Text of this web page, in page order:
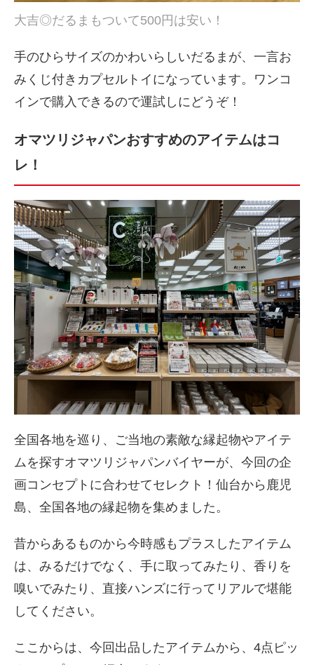
大吉◎だるまもついて500円は安い！
手のひらサイズのかわいらしいだるまが、一言お
みくじ付きカプセルトイになっています。ワンコ
インで購入できるので運試しにどうぞ！
オマツリジャパンおすすめのアイテムはコ
レ！
全国各地を巡り、ご当地の素敵な縁起物やアイテ
ムを探すオマツリジャパンバイヤーが、今回の企
画コンセプトに合わせてセレクト！仙台から鹿児
島、全国各地の縁起物を集めました。
昔からあるものから今時感もプラスしたアイテム
は、みるだけでなく、手に取ってみたり、香りを
嗅いでみたり、直接ハンズに行ってリアルで堪能
してください。
ここからは、今回出品したアイテムから、4点ピッ